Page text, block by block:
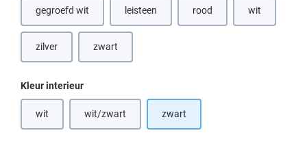
gegroefd wit leisteen rood wit(Deze optie is
zilver zwart
Selecteer
Kleur interieur
wit(Deze optie is momenteel niet beschikbaar.)
wit/zwart(Deze optie is momenteel niet beschikbaar.)
zwart